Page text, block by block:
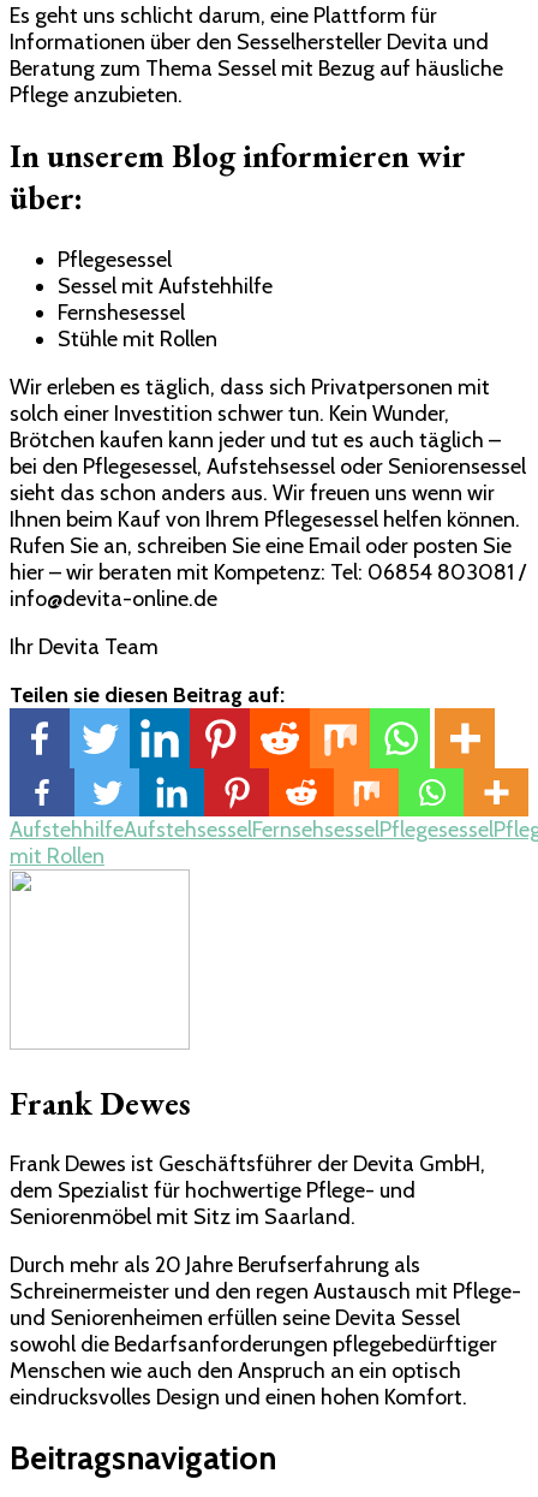
Es geht uns schlicht darum, eine Plattform für
Informationen über den Sesselhersteller Devita und
Beratung zum Thema Sessel mit Bezug auf häusliche
Pflege anzubieten.
In unserem Blog informieren wir
über:
Pflegesessel
Sessel mit Aufstehhilfe
Fernshesessel
Stühle mit Rollen
Wir erleben es täglich, dass sich Privatpersonen mit
solch einer Investition schwer tun. Kein Wunder,
Brötchen kaufen kann jeder und tut es auch täglich –
bei den Pflegesessel, Aufstehsessel oder Seniorensessel
sieht das schon anders aus. Wir freuen uns wenn wir
Ihnen beim Kauf von Ihrem Pflegesessel helfen können.
Rufen Sie an, schreiben Sie eine Email oder posten Sie
hier – wir beraten mit Kompetenz: Tel: 06854 803081 /
info@devita-online.de
Ihr Devita Team
Teilen sie diesen Beitrag auf:
AufstehhilfeAufstehsesselFernsehsesselPflegesessel
mit Rollen
Frank Dewes
Frank Dewes ist Geschäftsführer der Devita GmbH,
dem Spezialist für hochwertige Pflege- und
Seniorenmöbel mit Sitz im Saarland.
Durch mehr als 20 Jahre Berufserfahrung als
Schreinermeister und den regen Austausch mit Pflege-
und Seniorenheimen erfüllen seine Devita Sessel
sowohl die Bedarfsanforderungen pflegebedürftiger
Menschen wie auch den Anspruch an ein optisch
eindrucksvolles Design und einen hohen Komfort.
Beitragsnavigation